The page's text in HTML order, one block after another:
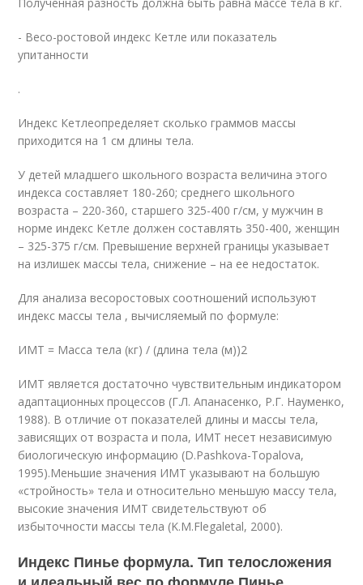
- Весо-ростовой индекс Кетле или показатель
упитанности
.
Индекс Кетлеопределяет сколько граммов массы
приходится на 1 см длины тела.
У детей младшего школьного возраста величина этого
индекса составляет 180-260; среднего школьного
возраста – 220-360, старшего 325-400 г/см, у мужчин в
норме индекс Кетле должен составлять 350-400, женщин
– 325-375 г/см. Превышение верхней границы указывает
на излишек массы тела, снижение – на ее недостаток.
Для анализа весоростовых соотношений используют
индекс массы тела , вычисляемый по формуле:
ИМТ = Масса тела (кг) / (длина тела (м))2
ИМТ является достаточно чувствительным индикатором
адаптационных процессов (Г.Л. Апанасенко, Р.Г. Науменко,
1988). В отличие от показателей длины и массы тела,
зависящих от возраста и пола, ИМТ несет независимую
биологическую информацию (D.Pashkova-Topalova,
1995).Меньшие значения ИМТ указывают на большую
«стройность» тела и относительно меньшую массу тела,
высокие значения ИМТ свидетельствуют об
избыточности массы тела (K.M.Flegaletal, 2000).
Индекс Пинье формула. Тип телосложения